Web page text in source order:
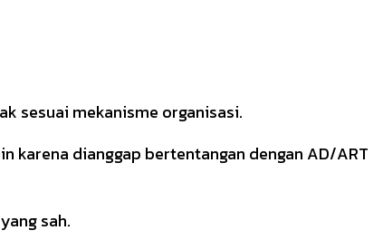
sesuai mekanisme organisasi.
karena dianggap bertentangan dengan AD/ART
sah.